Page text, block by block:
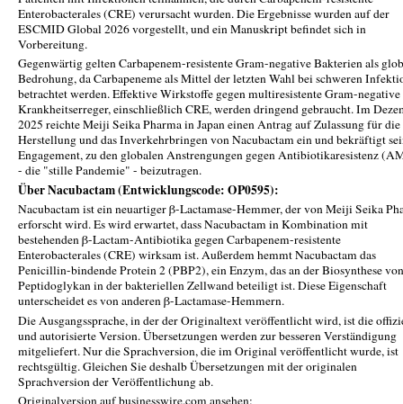
Enterobacterales (CRE) verursacht wurden. Die Ergebnisse wurden auf der
ESCMID Global 2026 vorgestellt, und ein Manuskript befindet sich in
Vorbereitung.
Gegenwärtig gelten Carbapenem-resistente Gram-negative Bakterien als
Bedrohung, da Carbapeneme als Mittel der letzten Wahl bei schweren
betrachtet werden. Effektive Wirkstoffe gegen multiresistente Gram-negative
Krankheitserreger, einschließlich CRE, werden dringend gebraucht. Im
2025 reichte Meiji Seika Pharma in Japan einen Antrag auf Zulassung für die
Herstellung und das Inverkehrbringen von Nacubactam ein und bekräftigt
Engagement, zu den globalen Anstrengungen gegen Antibiotikaresistenz
- die "stille Pandemie" - beizutragen.
Über Nacubactam (Entwicklungscode: OP0595):
Nacubactam ist ein neuartiger β-Lactamase-Hemmer, der von Meiji Seika
erforscht wird. Es wird erwartet, dass Nacubactam in Kombination mit
bestehenden β-Lactam-Antibiotika gegen Carbapenem-resistente
Enterobacterales (CRE) wirksam ist. Außerdem hemmt Nacubactam das
Penicillin-bindende Protein 2 (PBP2), ein Enzym, das an der Biosynthese von
Peptidoglykan in der bakteriellen Zellwand beteiligt ist. Diese Eigenschaft
unterscheidet es von anderen β-Lactamase-Hemmern.
Die Ausgangssprache, in der der Originaltext veröffentlicht wird, ist die
und autorisierte Version. Übersetzungen werden zur besseren Verständigung
mitgeliefert. Nur die Sprachversion, die im Original veröffentlicht wurde, ist
rechtsgültig. Gleichen Sie deshalb Übersetzungen mit der originalen
Sprachversion der Veröffentlichung ab.
Originalversion auf businesswire.com ansehen: